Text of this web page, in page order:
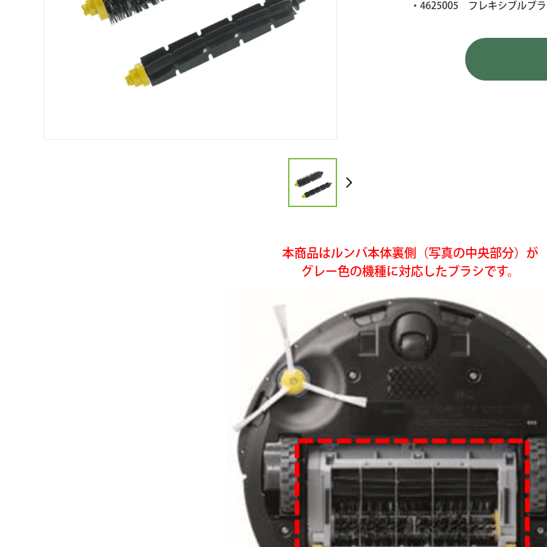
・4625005 フレキシブルブ
本商品はルンバ本体裏側（写真の中央部分）が
グレー色の機種に対応したブラシです。